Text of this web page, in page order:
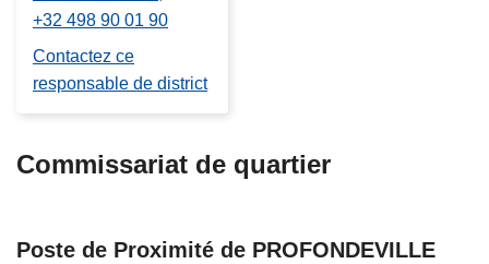
+32 498 90 01 90
Contactez ce
responsable de district
Commissariat de quartier
Poste de Proximité de PROFONDEVILLE